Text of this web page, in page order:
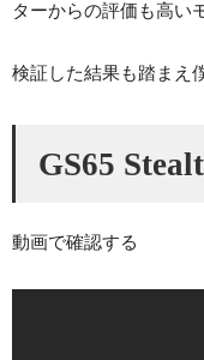
ターからの評価も高い
検証した結果も踏まえ
GS65
動画で確認する